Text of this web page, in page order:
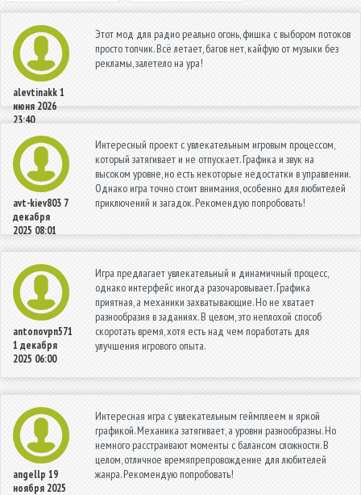
alevtinakk1
июня 2026
23:40
Этот мод для радио реально огонь, фишка с выбором потоков
просто топчик. Всё летает, багов нет, кайфую от музыки без
рекламы, залетело на ура!
avt-kiev803 7
декабря
2025 08:01
Интересный проект с увлекательным игровым процессом,
который затягивает и не отпускает. Графика и звук на
высоком уровне, но есть некоторые недостатки в управлении.
Однако игра точно стоит внимания, особенно для любителей
приключений и загадок. Рекомендую попробовать!
antonovpn571
1 декабря
2025 06:00
Игра предлагает увлекательный и динамичный процесс,
однако интерфейс иногда разочаровывает. Графика
приятная, а механики захватывающие. Но не хватает
разнообразия в заданиях. В целом, это неплохой способ
скоротать время, хотя есть над чем поработать для
улучшения игрового опыта.
angellp 19
ноября 2025
Интересная игра с увлекательным геймплеем и яркой
графикой. Механика затягивает, а уровни разнообразны. Но
немного расстраивают моменты с балансом сложности. В
целом, отличное времяпрепровождение для любителей
жанра. Рекомендую попробовать!